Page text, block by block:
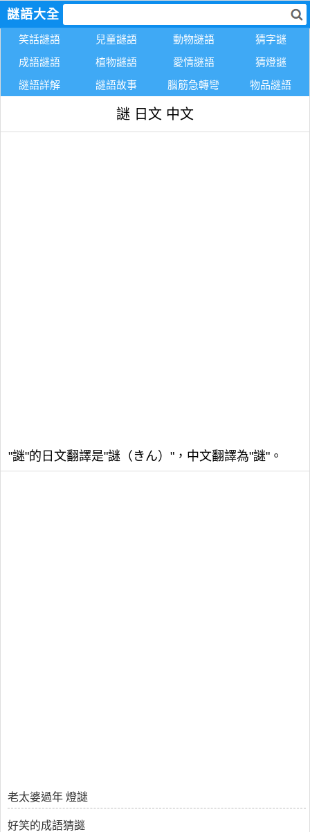
謎語大全
笑話謎語 兒童謎語 動物謎語
猜字謎
成語謎語
植物謎語 愛情謎語
猜燈謎
謎語詳解
謎語故事 腦筋急轉彎 物品謎語
謎 日文 中文
"謎"的日文翻譯是"謎（きん）"，中文翻譯為"謎"。
老太婆過年 燈謎
好笑的成語猜謎